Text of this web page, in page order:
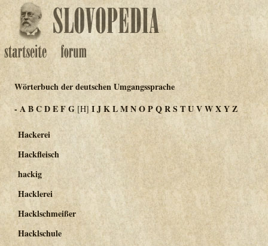
Wörterbuch der deutschen Umgangssprache
-ABCDEFG [H]IJKLMNOPQRSTUVWXYZ
Hackerei
Hackfleisch
hackig
Hacklerei
Hacklschmeißer
Hacklschule